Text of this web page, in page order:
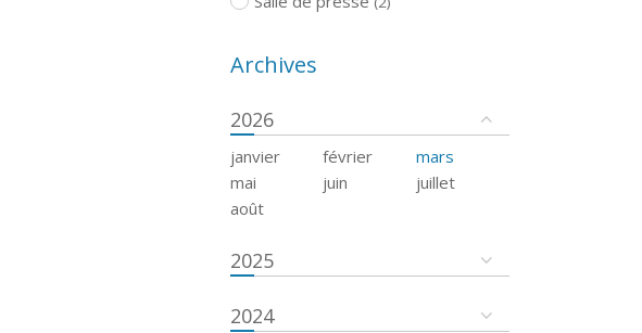
Archives
2026
janvier février
mars
mai
juin
juillet
août
2025
2024